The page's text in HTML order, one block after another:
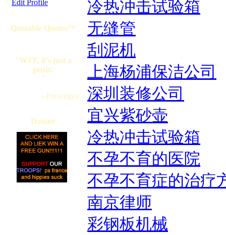
Edit Profile
Quotable Quotes™
"WTF, it's just a
penis!
"
--Personguy
Donate
冷热冲击试验箱
无缝管
刮泥机
上海杨浦保洁公司
深圳装修公司
宜兴紫砂壶
冷热冲击试验箱
不孕不育的医院
不孕不育症的治疗
南京律师
彩钢板机械